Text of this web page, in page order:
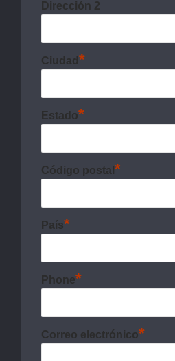
Dirección 2
Ciudad *
Estado*
Código postal *
País*
Phone*
Correo electrónico*